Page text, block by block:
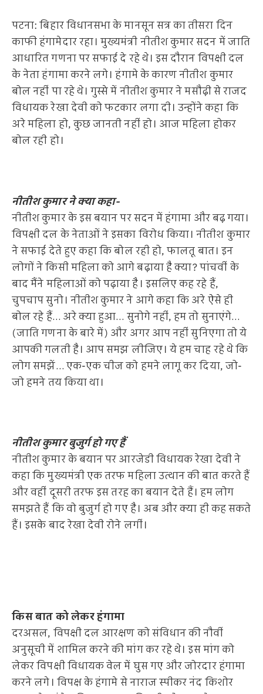
पटना: बिहार विधानसभा के मानसून सत्र का तीसरा दिन
काफी हंगामेदार रहा। मुख्यमंत्री नीतीश कुमार सदन में जाति
आधारित गणना पर सफाई दे रहे थे। इस दौरान विपक्षी दल
के नेता हंगामा करने लगे। हंगामे के कारण नीतीश कुमार
बोल नहीं पा रहे थे। गुस्से में नीतीश कुमार ने मसौढ़ी से राजद
विधायक रेखा देवी को फटकार लगा दी। उन्होंने कहा कि
अरे महिला हो, कुछ जानती नहीं हो। आज महिला होकर
बोल रही हो।
नीतीश कुमार ने क्या कहा-
नीतीश कुमार के इस बयान पर सदन में हंगामा और बढ़ गया।
विपक्षी दल के नेताओं ने इसका विरोध किया। नीतीश कुमार
ने सफाई देते हुए कहा कि बोल रही हो, फालतू बात। इन
लोगों ने किसी महिला को आगे बढ़ाया है क्या? पांचवीं के
बाद मैंने महिलाओं को पढ़ाया है। इसलिए कह रहे हैं,
चुपचाप सुनो। नीतीश कुमार ने आगे कहा कि अरे ऐसे ही
बोल रहे हैं… अरे क्या हुआ… सुनोगे नहीं, हम तो सुनाएंगे…
(जाति गणना के बारे में) और अगर आप नहीं सुनिएगा तो ये
आपकी गलती है। आप समझ लीजिए। ये हम चाह रहे थे कि
लोग समझें… एक-एक चीज को हमने लागू कर दिया, जो-
जो हमने तय किया था।
नीतीश कुमार बुजुर्ग हो गए हैं
नीतीश कुमार के बयान पर आरजेडी विधायक रेखा देवी ने
कहा कि मुख्यमंत्री एक तरफ महिला उत्थान की बात करते हैं
और वहीं दूसरी तरफ इस तरह का बयान देते हैं। हम लोग
समझते हैं कि वो बुजुर्ग हो गए है। अब और क्या ही कह सकते
हैं। इसके बाद रेखा देवी रोने लगीं।
किस बात को लेकर हंगामा
दरअसल, विपक्षी दल आरक्षण को संविधान की नौवीं
अनुसूची में शामिल करने की मांग कर रहे थे। इस मांग को
लेकर विपक्षी विधायक वेल में घुस गए और जोरदार हंगामा
करने लगे। विपक्ष के हंगामे से नाराज स्पीकर नंद किशोर